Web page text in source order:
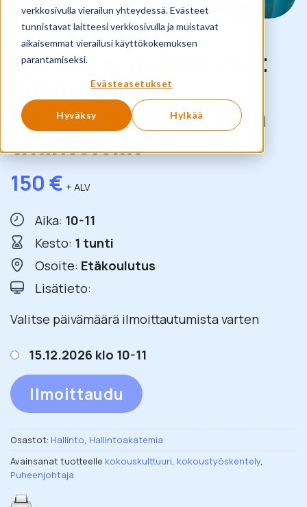
verkkosivulla vierailun yhteydessä. Evästeet
tunnistavat laitteesi verkkosivulla ja muistavat
aikaisemmat vierailusi käyttökokemuksen
parantamiseksi.
Evästeasetukset
Hyväksy Hylkää
Hankalat osallistujat
kokouksissa –
ratkaisuja haastaviin
tilanteisiin
150€ + ALV
Aika: 10-11
Kesto: 1 tunti
Osoite: Etäkoulutus
Lisätieto:
Valitse päivämäärä ilmoittautumista varten
15.12.2026 klo 10-11
Ilmoittaudu
Osastot: Hallinto, Hallintoakatemia
Avainsanat tuotteelle kokouskulttuuri, kokoustyöskentely,
Puheenjohtaja